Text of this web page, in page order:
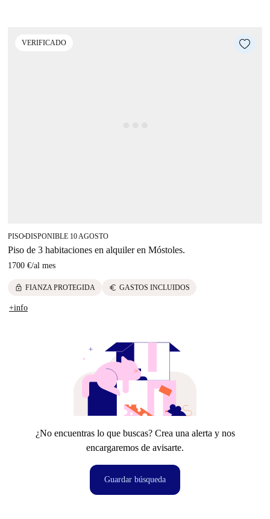
VERIFICADO
PISO■DISPONIBLE 10 AGOSTO
Piso de 3 habitaciones en alquiler en Móstoles.
1700 €/al mes
lock FIANZA PROTEGIDA euro GASTOS INCLUIDOS
+info
¿No encuentras lo que buscas? Crea una alerta y nos
encargaremos de avisarte.
Guardar búsqueda